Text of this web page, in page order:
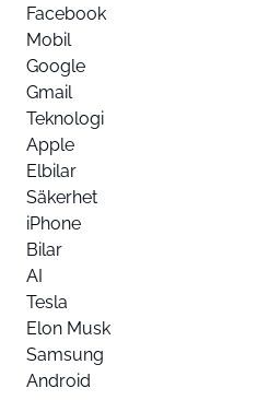
Facebook
Mobil
Google
Gmail
Teknologi
Apple
Elbilar
Säkerhet
iPhone
Bilar
AI
Tesla
Elon Musk
Samsung
Android